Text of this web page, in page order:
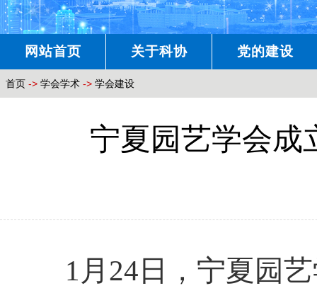
网站首页 关于科协 党的建设
首页 -> 学会学术 -> 学会建设
宁夏园艺学会成
1月24日，宁夏园艺